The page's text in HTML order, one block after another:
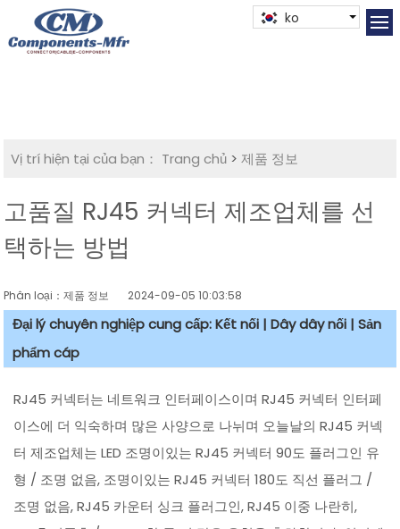
ko
Vị trí hiện tại của bạn： Trang chủ >제품 정보
고품질 RJ45 커넥터 제조업체를 선
택하는 방법
Phân loại：제품 정보 2024-09-05 10:03:58
Đại lý chuyên nghiệp cung cấp: Kết nối | Dây dây nối | Sản
phẩm cáp
RJ45 커넥터는 네트워크 인터페이스이며 RJ45 커넥터 인터페
이스에 더 익숙하며 많은 사양으로 나뉘며 오늘날의 RJ45 커넥
터 제조업체는 LED 조명이있는 RJ45 커넥터 90도 플러그인 유
형 / 조명 없음, 조명이있는 RJ45 커넥터 180도 직선 플러그 /
조명 없음, RJ45 카운터 싱크 플러그인, RJ45 이중 나란히,